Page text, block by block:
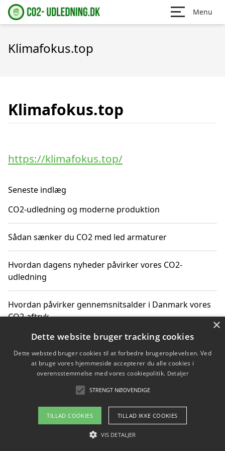
Menu
Klimafokus.top
Klimafokus.top
https://klimafokus.top/
Seneste indlæg
CO2-udledning og moderne produktion
Sådan sænker du CO2 med led armaturer
Hvordan dagens nyheder påvirker vores CO2-
udledning
Hvordan påvirker gennemsnitsalder i Danmark vores
CO2-aftryk
Hvordan nyheder om CO2-udledning påvirker vores
hverdag
Om / kontakt
Blog Betingelser
×
Dette website bruger tracking cookies
Dette websted bruger cookies til at forbedre brugeroplevelsen. Ved
at bruge vores hjemmeside accepterer du alle cookies i
overensstemmelse med vores cookiepolitik. Detaljer
STRENGT NØDVENDIGE
TILLAD COOKIES TILLAD IKKE COOKIES
VIS DETALJER